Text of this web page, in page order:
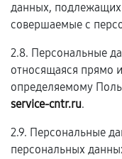
данных, подлежащих
совершаемые с
2.8. Персональные
относящаяся прямо
определяемому
service-cntr.ru.
2.9. Персональные
персональных